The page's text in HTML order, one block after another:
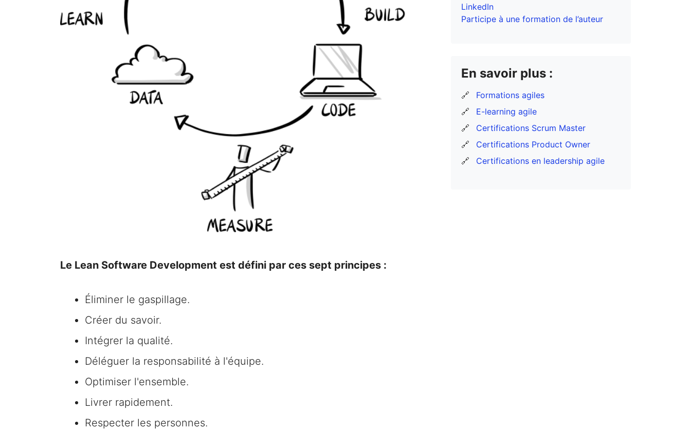
Le Lean Software Development est défini par ces sept principes :
Éliminer le gaspillage.
Créer du savoir.
Intégrer la qualité.
Déléguer la responsabilité à l'équipe.
Optimiser l'ensemble.
Livrer rapidement.
Respecter les personnes.
LinkedIn
Participe à une formation de l’auteur
En savoir plus :
🔗
Formations agiles
🔗
E-learning agile
🔗
Certifications Scrum Master
🔗
Certifications Product Owner
🔗
Certifications en leadership agile